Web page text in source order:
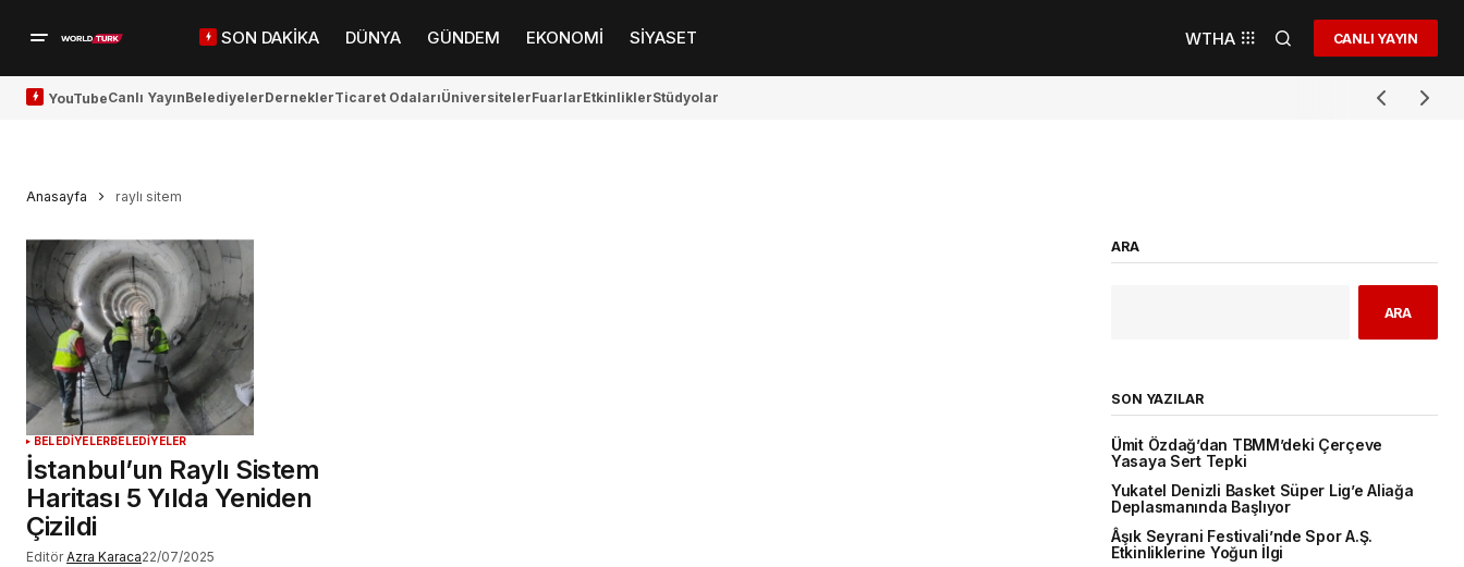
SON DAKİKA DÜNYA GÜNDEM EKONOMİ SİYASET WTHA CANLI YAYIN
YouTubeCanlı YayınBelediyelerDerneklerTicaret OdalarıÜniversitelerFuarlarEtkinliklerStüdyolar
Anasayfa raylı sitem
BELEDİYELERBELEDİYELER
İstanbul’un Raylı Sistem
Haritası 5 Yılda Yeniden
Çizildi
Editör Azra Karaca22/07/2025
ARA
ARA
SON YAZILAR
Ümit Özdağ’dan TBMM’deki Çerçeve
Yasaya Sert Tepki
Yukatel Denizli Basket Süper Lig’e Aliağa
Deplasmanında Başlıyor
Âşık Seyrani Festivali’nde Spor A.Ş.
Etkinliklerine Yoğun İlgi